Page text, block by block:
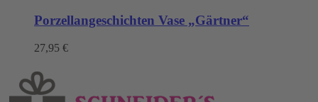
Porzellangeschichten Vase „Gärtner“
27,95 €